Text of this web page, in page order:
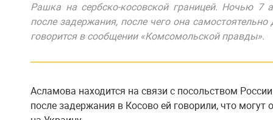
Рашка на сербско-косовской границей. Ночью 7
после задержания, после чего она
говорится в сообщении «Комсомольской правды».
Асламова находится на связи с посольством
после задержания в Косово ей говорили, что